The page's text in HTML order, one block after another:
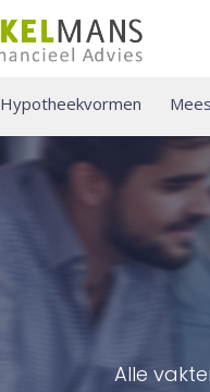
Hypotheekvormen
Alle